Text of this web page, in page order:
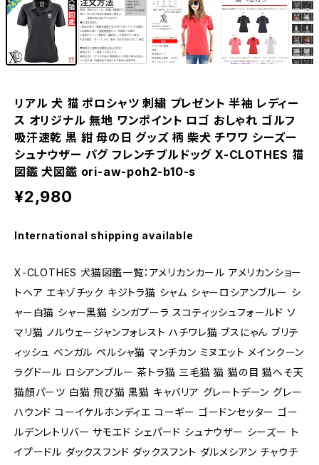
リアル 犬 猫 ポロシャツ 刺繍 プレゼント 半袖 レディー
ス オリジナル 無地 ワンポイント ロゴ おしゃれ ゴルフ
吸汗速乾 黒 紺 母の日 グッズ 柄 柴犬 チワワ シーズー
シュナウザー パグ フレンチブルドッグ X-CLOTHES 猫
図鑑 犬図鑑 ori-aw-poh2-b10-s
¥2,980
International shipping available
X-CLOTHES 犬猫図鑑一覧：アメリカンカール アメリカンショー
トヘア エキゾチック キジトラ猫 シャム シャーロシアンブルー シ
ャー白猫 シャー黒猫 シンガプーラ スコティッシュフォールド ソ
マリ猫 ノルウェージャンフォレスト ハチワレ猫 ブスにゃん ブリテ
ィッシュ ベンガル ペルシャ猫 マンチカン ミヌエット メインクーン
ラグドール ロシアンブルー 茶トラ猫 三毛猫 猫 猫の目 猫へそ天
猫顔パーツ 白猫 飛び猫 黒猫 キャバリア グレートデーン グレー
ハウンド コーイケルホンディエ コーギー ゴードンセッター ゴー
ルデンレトリバー サモエド シェパード シュナウザー シーズー ト
イプードル ダックスフンド ダックスフント ダルメシアン チャウチ